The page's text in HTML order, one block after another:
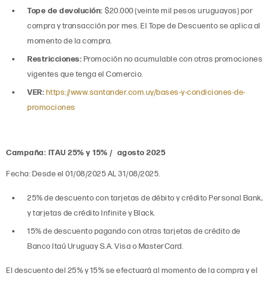
Tope de devolución: $20.000 (veinte mil pesos uruguayos) por
compra y transacción por mes. El Tope de Descuento se aplica al
momento de la compra.
Restricciones:Promoción no acumulable con otras promociones
vigentes que tenga el Comercio.
VER:https://www.santander.com.uy/bases-y-condiciones-de-
promociones
Campaña: ITAU 25% y 15% / agosto 2025
Fecha: Desde el 01/08/2025 AL 31/08/2025.
25% de descuento con tarjetas de débito y crédito Personal Bank,
y tarjetas de crédito Infinite y Black.
15% de descuento pagando con otras tarjetas de crédito de
Banco Itaú Uruguay S.A. Visa o MasterCard.
El descuento del 25% y 15% se efectuará al momento de la compra y el